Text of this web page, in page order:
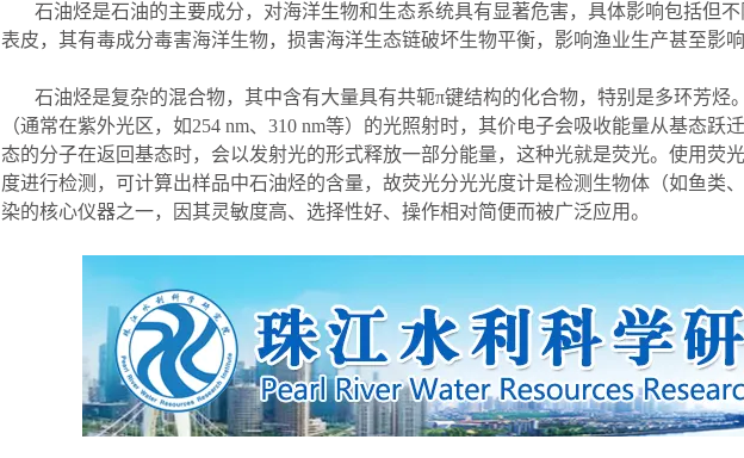
石油烃是石油的主要成分，对海洋生物和生态系统具有显著危害，具体影响包括但
表皮，其有毒成分毒害海洋生物，损害海洋生态链破坏生物平衡，影响渔业生产甚至影响
石油烃是复杂的混合物，其中含有大量具有共轭π键结构的化合物，特别是多环芳烃
（通常在紫外光区，如254 nm、310 nm等）的光照射时，其价电子会吸收能量从基态跃
态的分子在返回基态时，会以发射光的形式释放一部分能量，这种光就是荧光。使用荧
度进行检测，可计算出样品中石油烃的含量，故荧光分光光度计是检测生物体（如鱼类
染的核心仪器之一，因其灵敏度高、选择性好、操作相对简便而被广泛应用。